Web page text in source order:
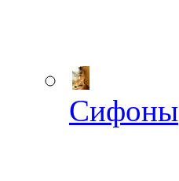
Сифоны